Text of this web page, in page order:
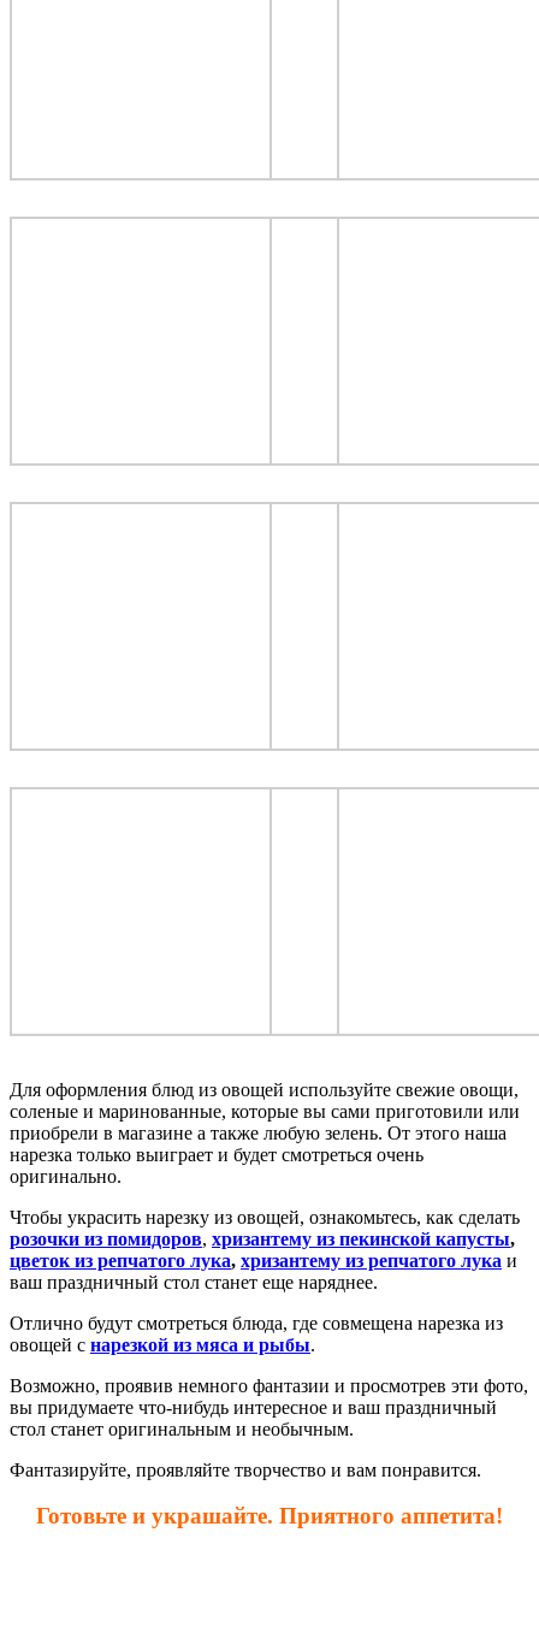
Для оформления блюд из овощей используйте свежие овощи,
соленые и маринованные, которые вы сами приготовили или
приобрели в магазине а также любую зелень. От этого наша
нарезка только выиграет и будет смотреться очень
оригинально.
Чтобы украсить нарезку из овощей, ознакомьтесь, как сделать
розочки из помидоров, хризантему из пекинской капусты,
цветок из репчатого лука, хризантему из репчатого лука и
ваш праздничный стол станет еще наряднее.
Отлично будут смотреться блюда, где совмещена нарезка из
овощей с нарезкой из мяса и рыбы.
Возможно, проявив немного фантазии и просмотрев эти фото,
вы придумаете что-нибудь интересное и ваш праздничный
стол станет оригинальным и необычным.
Фантазируйте, проявляйте творчество и вам понравится.
Готовьте и украшайте. Приятного аппетита!